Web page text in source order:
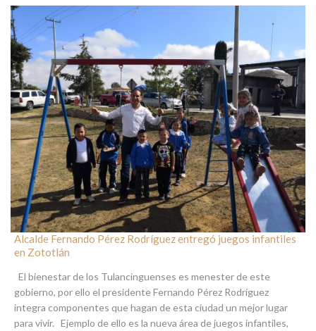
Alcalde Fernando Pérez Rodríguez entregó juegos infantiles
en Zototlán
El bienestar de los Tulancinguenses es menester de este
gobierno, por ello el presidente Fernando Pérez Rodríguez
integra componentes que hagan de esta ciudad un mejor lugar
para vivir. Ejemplo de ello es la nueva área de juegos infantiles,